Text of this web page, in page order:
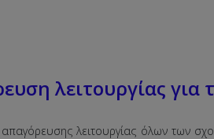
λειτουργίας για
λειτουργίας όλων των